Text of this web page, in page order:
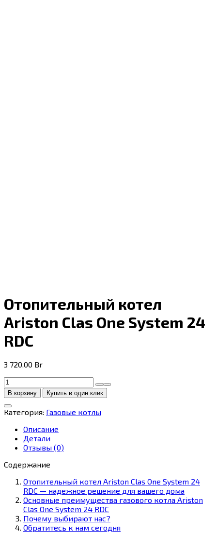
Отопительный котел
Ariston Clas One System 24
RDC
3 720,00 Br
Количество
товара
Отопительный
котел
Ariston
Clas
One
System
RDC
В корзину Купить в один клик
Категория: Газовые котлы
Описание
Детали
Отзывы (0)
Содержание
Отопительный котел Ariston Clas One System 24
RDC — надежное решение для вашего дома
Основные преимущества газового котла Ariston
Clas One System 24 RDC
Почему выбирают нас?
Обратитесь к нам сегодня